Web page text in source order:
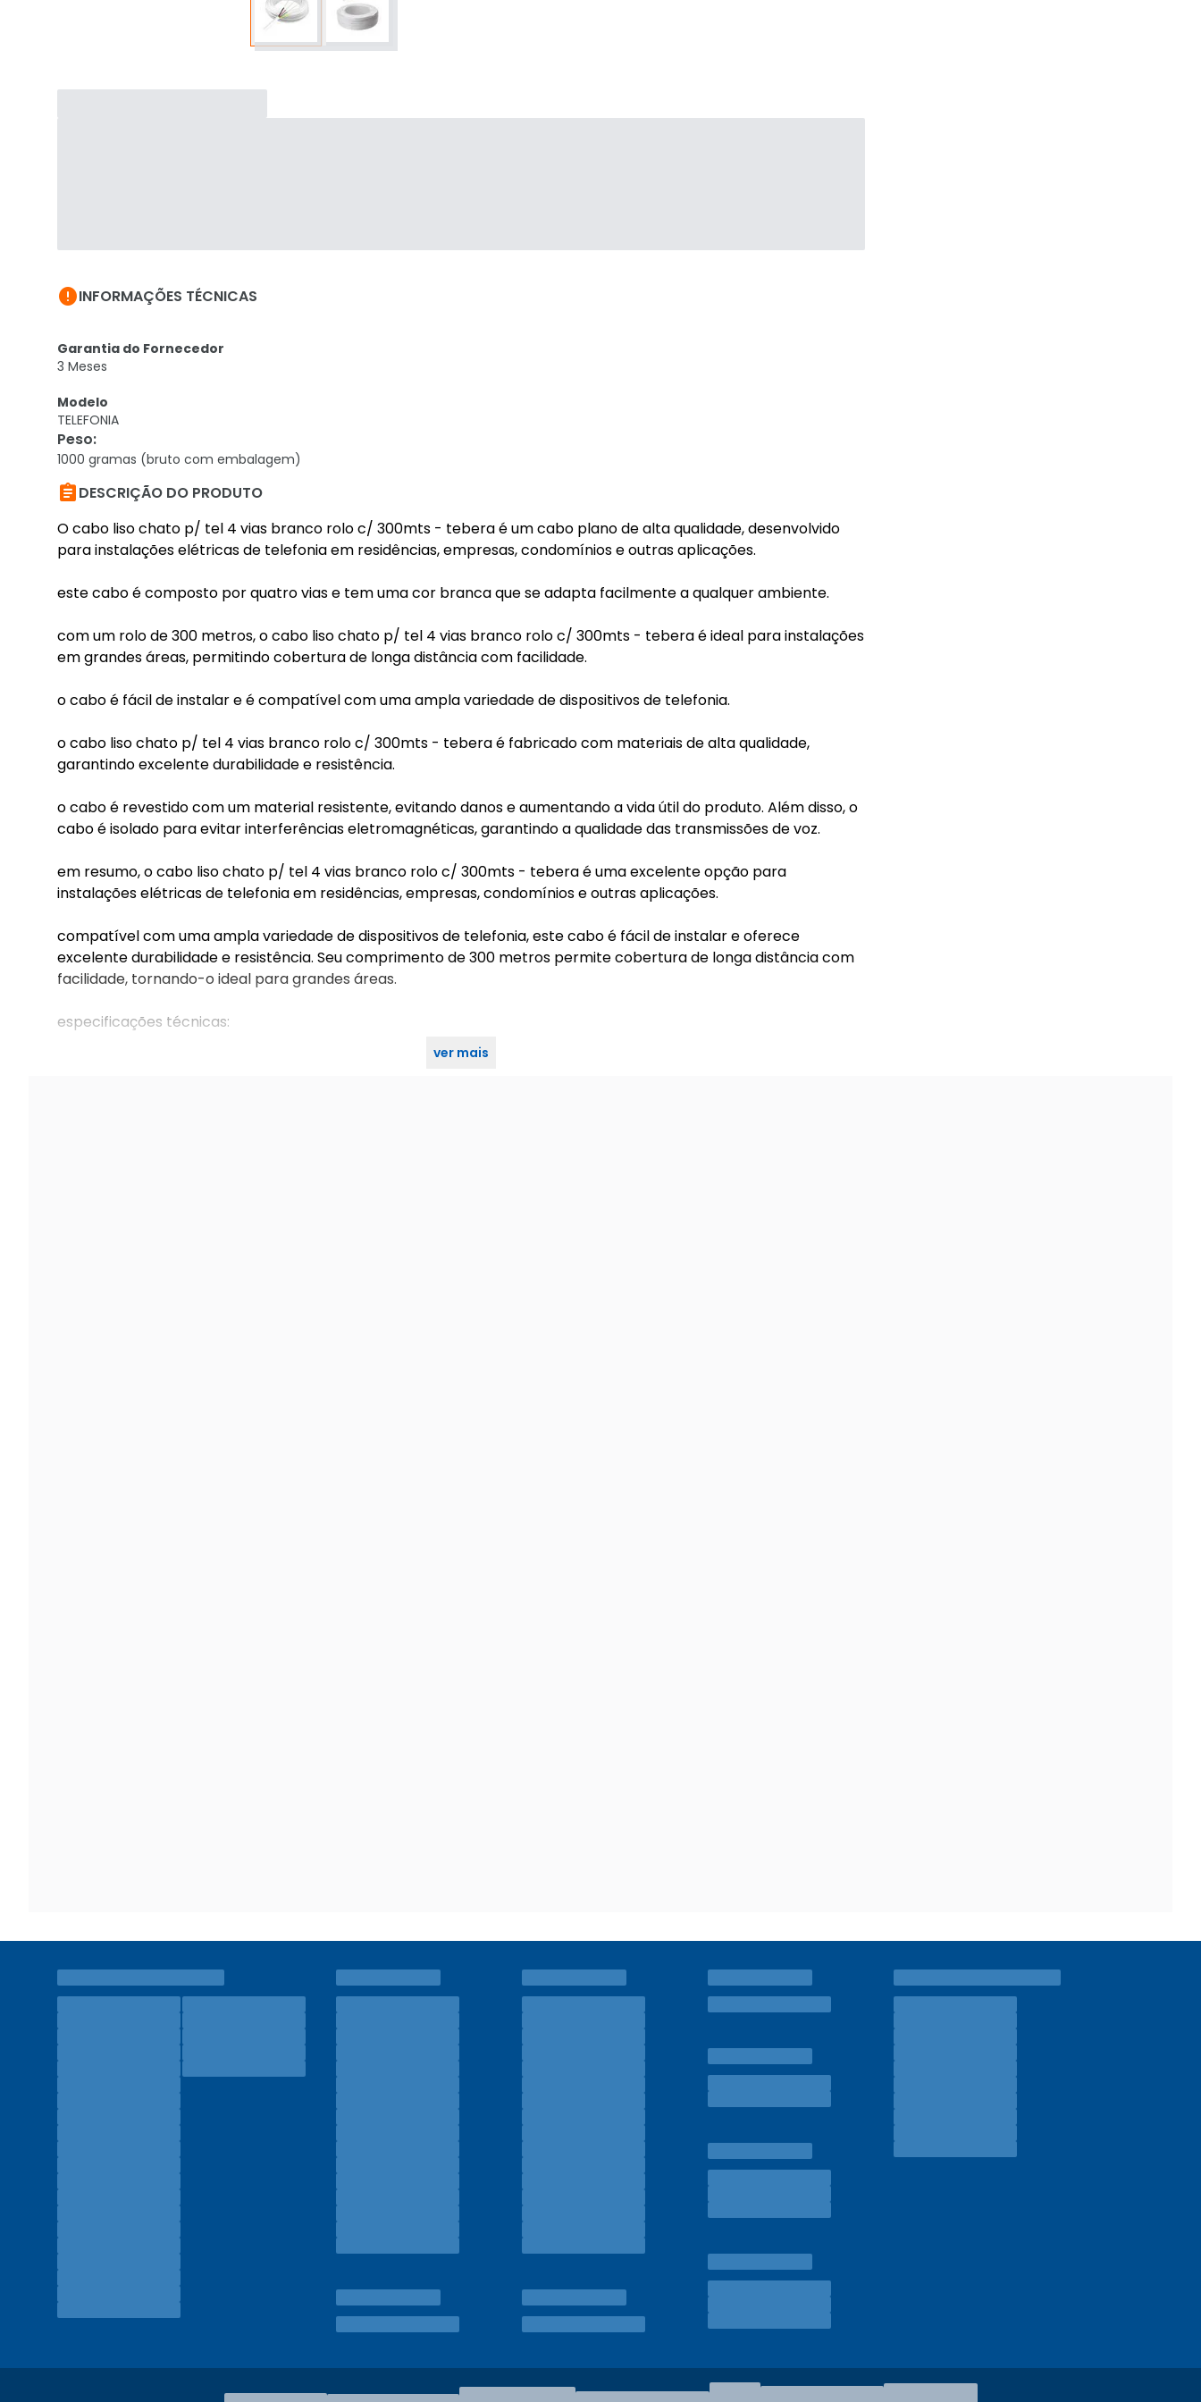
INFORMAÇÕES TÉCNICAS
Garantia do Fornecedor
3 Meses
Modelo
TELEFONIA
Peso:
1000 gramas (bruto com embalagem)
DESCRIÇÃO DO PRODUTO
O cabo liso chato p/ tel 4 vias branco rolo c/ 300mts - tebera é um cabo plano de alta qualidade, desenvolvido
para instalações elétricas de telefonia em residências, empresas, condomínios e outras aplicações.
este cabo é composto por quatro vias e tem uma cor branca que se adapta facilmente a qualquer ambiente.
com um rolo de 300 metros, o cabo liso chato p/ tel 4 vias branco rolo c/ 300mts - tebera é ideal para instalações
em grandes áreas, permitindo cobertura de longa distância com facilidade.
o cabo é fácil de instalar e é compatível com uma ampla variedade de dispositivos de telefonia.
o cabo liso chato p/ tel 4 vias branco rolo c/ 300mts - tebera é fabricado com materiais de alta qualidade,
garantindo excelente durabilidade e resistência.
o cabo é revestido com um material resistente, evitando danos e aumentando a vida útil do produto. Além disso, o
cabo é isolado para evitar interferências eletromagnéticas, garantindo a qualidade das transmissões de voz.
em resumo, o cabo liso chato p/ tel 4 vias branco rolo c/ 300mts - tebera é uma excelente opção para
instalações elétricas de telefonia em residências, empresas, condomínios e outras aplicações.
compatível com uma ampla variedade de dispositivos de telefonia, este cabo é fácil de instalar e oferece
excelente durabilidade e resistência. Seu comprimento de 300 metros permite cobertura de longa distância com
facilidade, tornando-o ideal para grandes áreas.
especificações técnicas:
ver mais